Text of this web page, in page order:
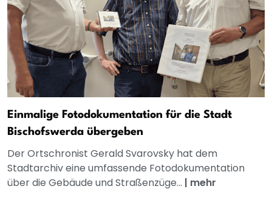
Einmalige Fotodokumentation für die Stadt
Bischofswerda übergeben
Der Ortschronist Gerald Svarovsky hat dem
Stadtarchiv eine umfassende Fotodokumentation
über die Gebäude und Straßenzüge... | mehr